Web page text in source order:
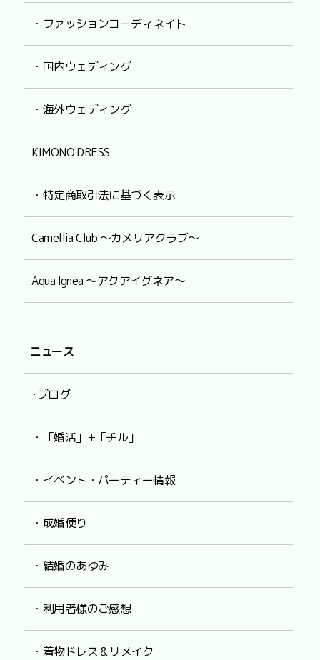
・ファッションコーディネイト
・国内ウェディング
・海外ウェディング
KIMONO DRESS
・特定商取引法に基づく表示
Camellia Club ～カメリアクラブ～
Aqua Ignea ～アクアイグネア～
ニュース
･ブログ
・「婚活」+「チル」
・イベント・パーティー情報
・成婚便り
・結婚のあゆみ
・利用者様のご感想
・着物ドレス & リメイク